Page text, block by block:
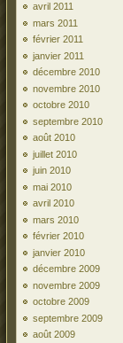
avril 2011
mars 2011
février 2011
janvier 2011
décembre 2010
novembre 2010
octobre 2010
septembre 2010
août 2010
juillet 2010
juin 2010
mai 2010
avril 2010
mars 2010
février 2010
janvier 2010
décembre 2009
novembre 2009
octobre 2009
septembre 2009
août 2009